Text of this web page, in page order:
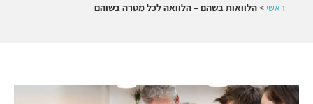
ראשי >הלוואות בשהם – הלוואה לכל מטרה בשוהם